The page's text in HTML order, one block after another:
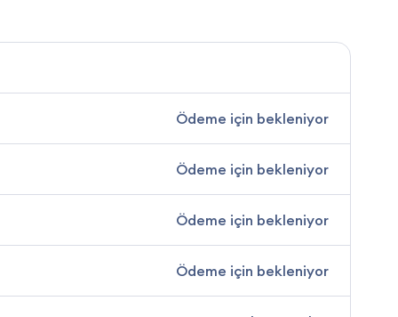
Ödeme için bekleniyor
Ödeme için bekleniyor
Ödeme için bekleniyor
Ödeme için bekleniyor